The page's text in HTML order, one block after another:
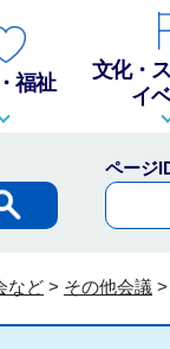
福祉
文化・
イ
ページ
など > その他会議 >